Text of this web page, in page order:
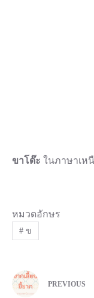
ขาโด๊ะ ในภาษาเห
หมวดอักษร
#ข
PREVIOUS